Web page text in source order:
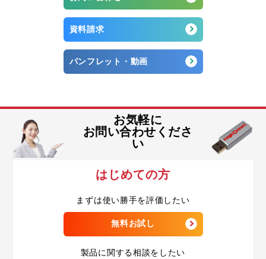
資料請求
パンフレット・動画
お気軽に
お問い合わせくださ
い
はじめての方
まずは使い勝手を評価したい
無料お試し
製品に関する相談をしたい